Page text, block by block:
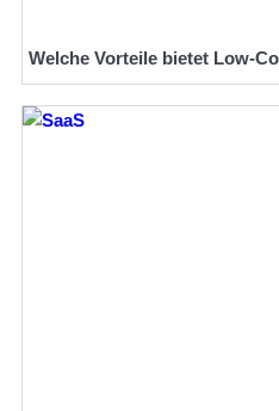
Welche Vorteile bietet Low-